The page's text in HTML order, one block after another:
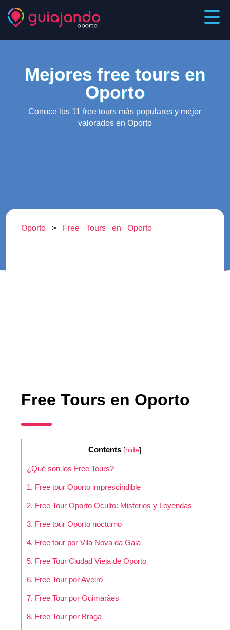
Mejores free tours en
Oporto
Conoce los 11 free tours más populares y mejor
valorados en Oporto
Oporto> Free Tours en Oporto
Free Tours en Oporto
Contents [hide]
¿Qué son los Free Tours?
1. Free tour Oporto imprescindible
2. Free Tour Oporto Oculto: Misterios y Leyendas
3. Free tour Oporto nocturno
4. Free tour por Vila Nova da Gaia
5. Free Tour Ciudad Vieja de Oporto
6. Free Tour por Aveiro
7. Free Tour por Guimarães
8. Free Tour por Braga